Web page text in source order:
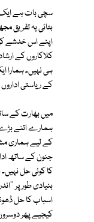
سچی بات ہے ایک
بتائی یہ تفریق
اپنے اس خدشے
کلاکاروں کے
ہی نہیں۔ ہمارا
کے ریاستی
میں بھارت کے
ہمارے اتنے
کے لیے ہماری
جنون کے ساتھ
کا کوئی حل
بنیادی طور پر
اسباب کا حل
کیجیے پھر